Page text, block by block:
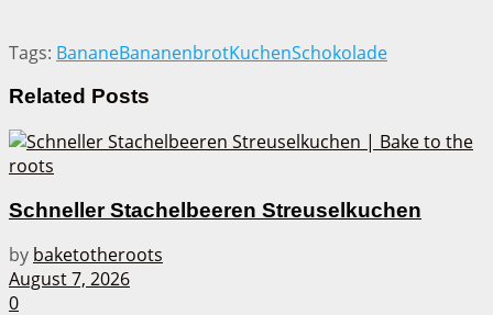
Tags: BananeBananenbrotKuchenSchokolade
Related Posts
Schneller Stachelbeeren Streuselkuchen
by baketotheroots
August 7, 2026
0